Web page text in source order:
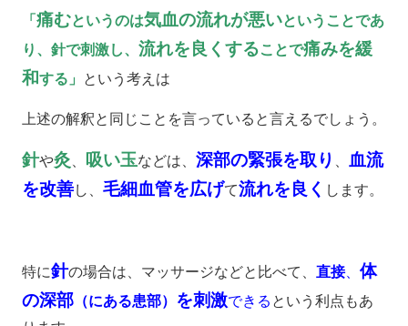
「 痛むというのは気血の流れが悪いということであ
り、針で刺激し、 流れを良くすることで痛みを緩
和する」 という考えは
上述の解釈と同じことを言っていると言えるでしょう。
針や灸 吸い玉などは、 深部の緊張を取り
血流
を改善し、 毛細血管を広げて流れを良く します。
特に針の場合は、マッサージなどと比べて、 直接、 体
の深部（にある患部） を刺激できる という利点もあ